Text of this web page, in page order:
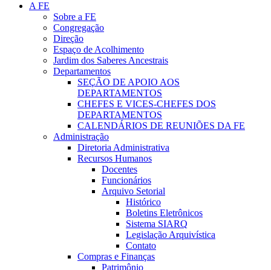
A FE
Sobre a FE
Congregação
Direção
Espaço de Acolhimento
Jardim dos Saberes Ancestrais
Departamentos
SEÇÃO DE APOIO AOS
DEPARTAMENTOS
CHEFES E VICES-CHEFES DOS
DEPARTAMENTOS
CALENDÁRIOS DE REUNIÕES DA FE
Administração
Diretoria Administrativa
Recursos Humanos
Docentes
Funcionários
Arquivo Setorial
Histórico
Boletins Eletrônicos
Sistema SIARQ
Legislação Arquivística
Contato
Compras e Finanças
Patrimônio